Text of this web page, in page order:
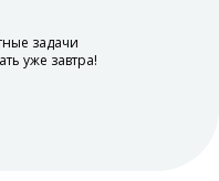
задачи
уже завтра!